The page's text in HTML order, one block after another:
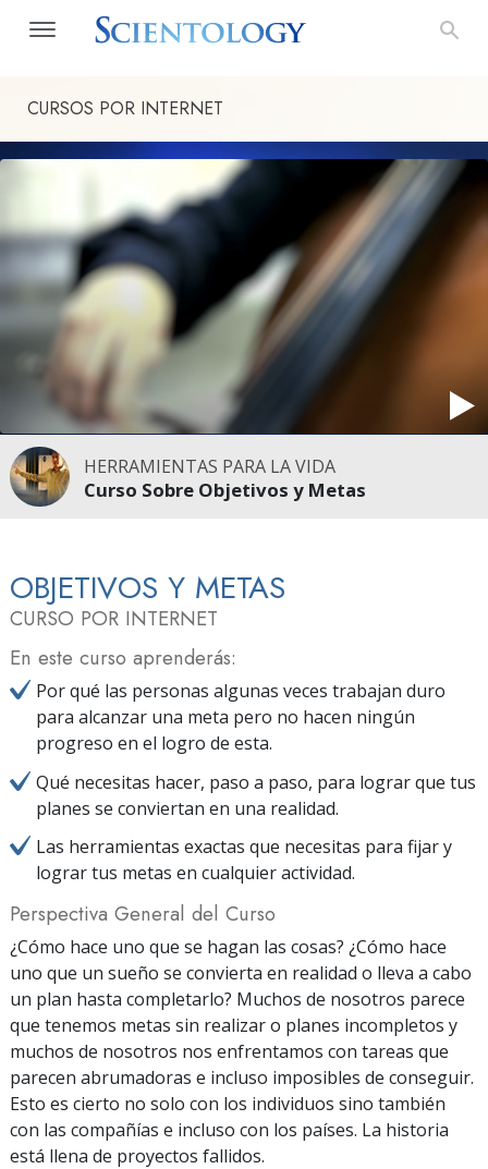
CURSOS POR INTERNET
HERRAMIENTAS PARA LA VIDA
Curso Sobre Objetivos y Metas
OBJETIVOS Y METAS
CURSO POR INTERNET
En este curso aprenderás:
Por qué las personas algunas veces trabajan duro
para alcanzar una meta pero no hacen ningún
progreso en el logro de esta.
Qué necesitas hacer, paso a paso, para lograr que tus
planes se conviertan en una realidad.
Las herramientas exactas que necesitas para fijar y
lograr tus metas en cualquier actividad.
Perspectiva General del Curso
¿Cómo hace uno que se hagan las cosas? ¿Cómo hace
uno que un sueño se convierta en realidad o lleva a cabo
un plan hasta completarlo? Muchos de nosotros parece
que tenemos metas sin realizar o planes incompletos y
muchos de nosotros nos enfrentamos con tareas que
parecen abrumadoras e incluso imposibles de conseguir.
Esto es cierto no solo con los individuos sino también
con las compañías e incluso con los países. La historia
está llena de proyectos fallidos.